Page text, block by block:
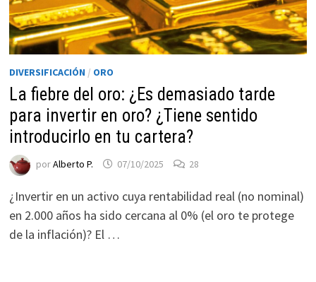
DIVERSIFICACIÓN / ORO
La fiebre del oro: ¿Es demasiado tarde
para invertir en oro? ¿Tiene sentido
introducirlo en tu cartera?
porAlberto P. 07/10/2025 28
¿Invertir en un activo cuya rentabilidad real (no nominal)
en 2.000 años ha sido cercana al 0% (el oro te protege
de la inflación)? El …
Necesarias
cookies no
opcionales.
Son
necesarias